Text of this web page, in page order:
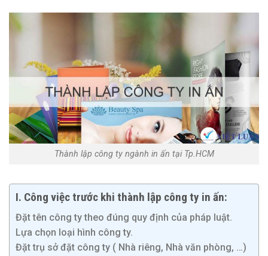
Thành lập công ty ngành in ấn tại Tp.HCM
I. Công việc trước khi thành lập công ty in ấn:
Đặt tên công ty theo đúng quy định của pháp luật.
Lựa chọn loại hình công ty.
Đặt trụ sở đặt công ty ( Nhà riêng, Nhà văn phòng, …)